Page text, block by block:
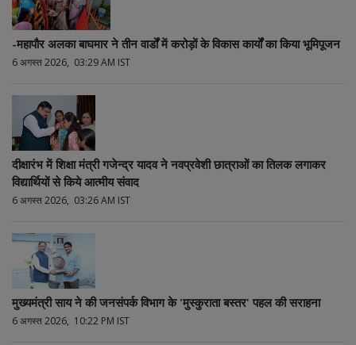
-महापौर अलका बाघमार ने तीन वार्डों में करोड़ों के विकास कार्यों का किया भूमिपूजन
6 अगस्त 2026, 03:29 AM IST
दीक्षारंभ में शिक्षा मंत्री गजेन्द्र यादव ने नवप्रवेशी छात्राओं का तिलक लगाकर
विद्यार्थियों से किये आत्मीय संवाद
6 अगस्त 2026, 03:26 AM IST
मुख्यमंत्री साय ने की जनसंपर्क विभाग के 'मुस्कुराता बस्तर' पहल की सराहना
6 अगस्त 2026, 10:22 PM IST